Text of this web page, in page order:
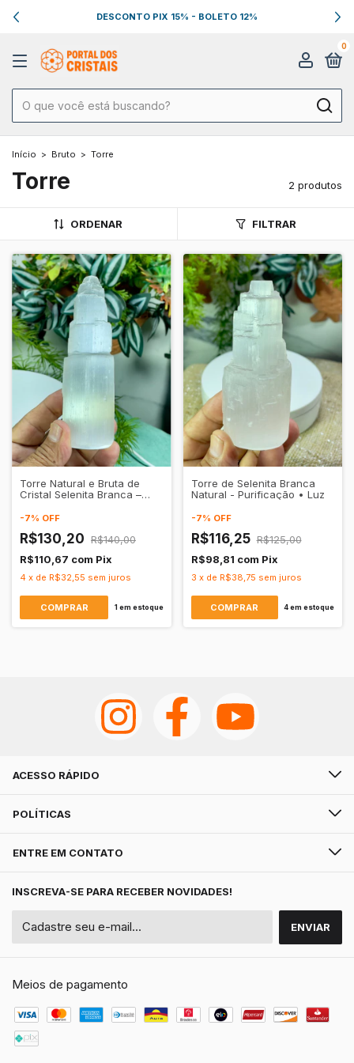
DESCONTO PIX 15% - BOLETO 12%
0
Início > Bruto > Torre
Torre 2 produtos
ORDENAR FILTRAR
Torre Natural e Bruta de
Cristal Selenita Branca –
Elevação Espiritual
-7% OFF
R$130,20 R$140,00
R$110,67 com Pix
4 x de R$32,55 sem juros
1 em estoque
Torre de Selenita Branca
Natural - Purificação • Luz
-7% OFF
R$116,25 R$125,00
R$98,81 com Pix
3 x de R$38,75 sem juros
4em estoque
ACESSO RÁPIDO
POLÍTICAS
ENTRE EM CONTATO
INSCREVA-SE PARA RECEBER NOVIDADES!
Meios de pagamento